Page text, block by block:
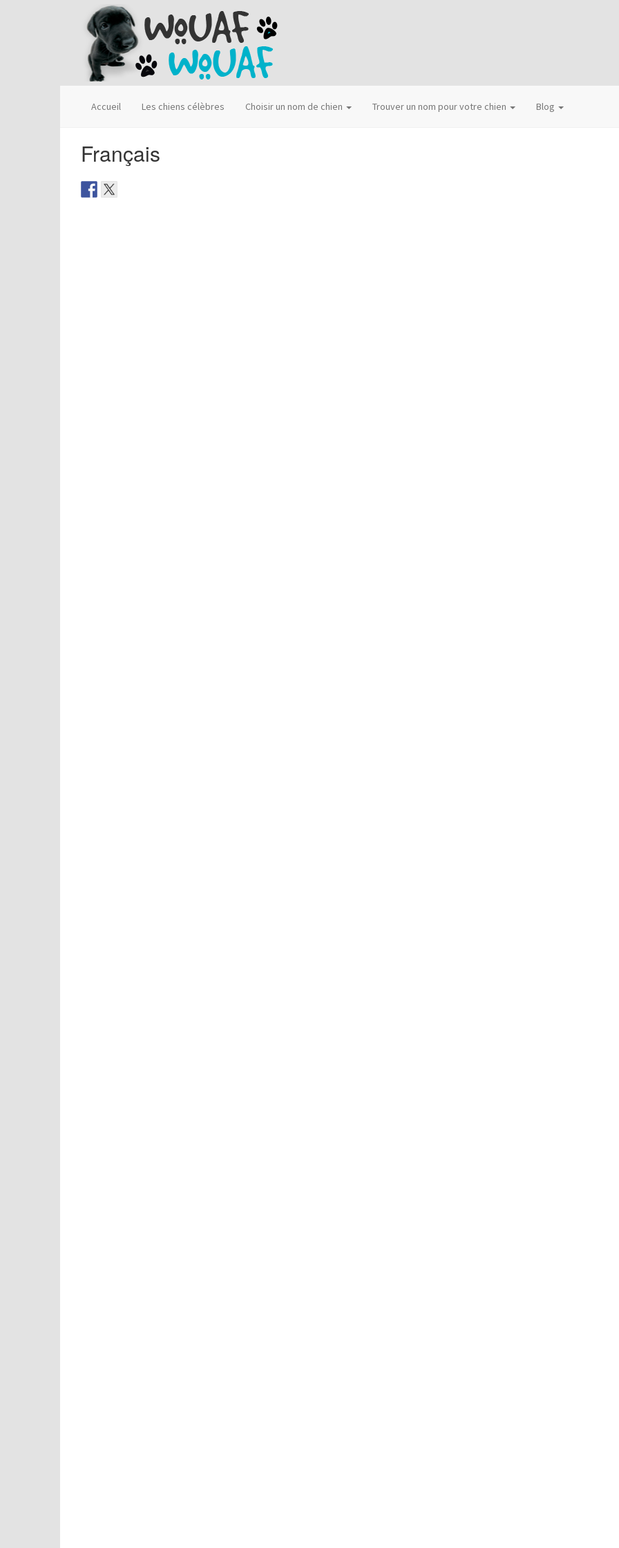
Accueil Les chiens célèbres Choisir un nom de chien Trouver un nom pour votre chien Blog
Français